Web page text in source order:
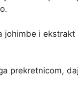
johimbe i ekstrakt
prekretnicom,